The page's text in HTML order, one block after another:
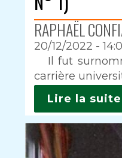
RAPHAËL
20/12/2022 -
Intro
Il fut
carrière
Lire la suite